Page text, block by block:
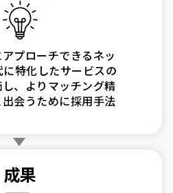
プローチできるネッ
に特化したサービスの
、よりマッチング精
会うために採用手法
成果